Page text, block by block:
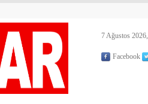
7 Ağustos
Facebook